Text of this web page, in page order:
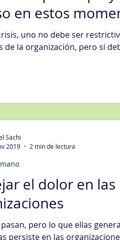
Inteligencia
Servicio
en estos
uno no debe ser
de la organización, pero sí
el dolor en las
pero lo que ellas
persiste en las
Sachi
2019
2 min de lectura